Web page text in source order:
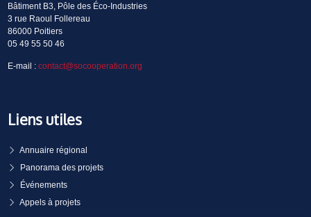
Bâtiment B3, Pôle des Éco-Industries
3 rue Raoul Follereau
86000 Poitiers
05 49 55 50 46
E-mail : contact@socooperation.org
Liens utiles
Annuaire régional
Panorama des projets
Événements
Appels à projets